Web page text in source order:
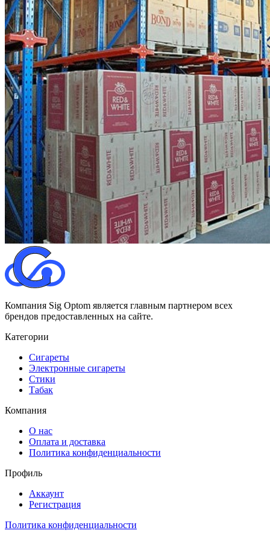
Компания Sig Optom является главным партнером всех
брендов предоставленных на сайте.
Категории
Сигареты
Электронные сигареты
Стики
Табак
Компания
О нас
Оплата и доставка
Политика конфиденциальности
Профиль
Аккаунт
Регистрация
Политика конфиденциальности